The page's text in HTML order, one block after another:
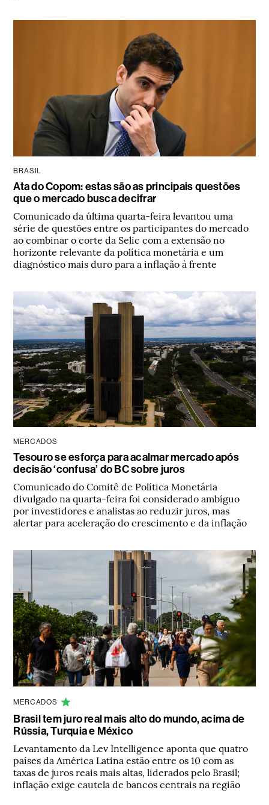
BRASIL
Ata do Copom: estas são as principais questões
que o mercado busca decifrar
Comunicado da última quarta-feira levantou uma
série de questões entre os participantes do mercado
ao combinar o corte da Selic com a extensão no
horizonte relevante da política monetária e um
diagnóstico mais duro para a inflação à frente
MERCADOS
Tesouro se esforça para acalmar mercado após
decisão ‘confusa’ do BC sobre juros
Comunicado do Comitê de Política Monetária
divulgado na quarta-feira foi considerado ambíguo
por investidores e analistas ao reduzir juros, mas
alertar para aceleração do crescimento e da inflação
MERCADOS
Brasil tem juro real mais alto do mundo, acima de
Rússia, Turquia e México
Levantamento da Lev Intelligence aponta que quatro
países da América Latina estão entre os 10 com as
taxas de juros reais mais altas, liderados pelo Brasil;
inflação exige cautela de bancos centrais na região